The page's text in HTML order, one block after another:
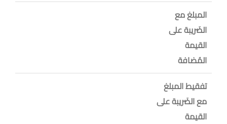
المبلغ مع
الضَريبة على
القيمة
المُضافة
تفقيط المبلغ
مع الضَريبة على
القيمة